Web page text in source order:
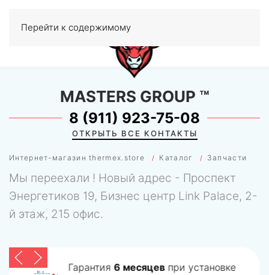
Перейти к содержимому
0
Интернет-магазин thermex.store Каталог Запчасти
MASTERS GROUP ™
8 (911) 923-75-08
ОТКРЫТЬ ВСЕ КОНТАКТЫ
Мы переехали ! Новый адрес - Проспект
Энергетиков 19, Бизнес центр Link Palace, 2-
й этаж, 215 офис.
Гарантия 6 месяцевпри установке